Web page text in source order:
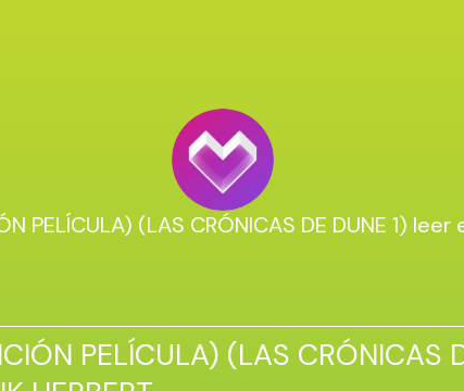
PELÍCULA) (LAS CRÓNICAS DE DUNE 1)
PELÍCULA) (LAS CRÓNICAS